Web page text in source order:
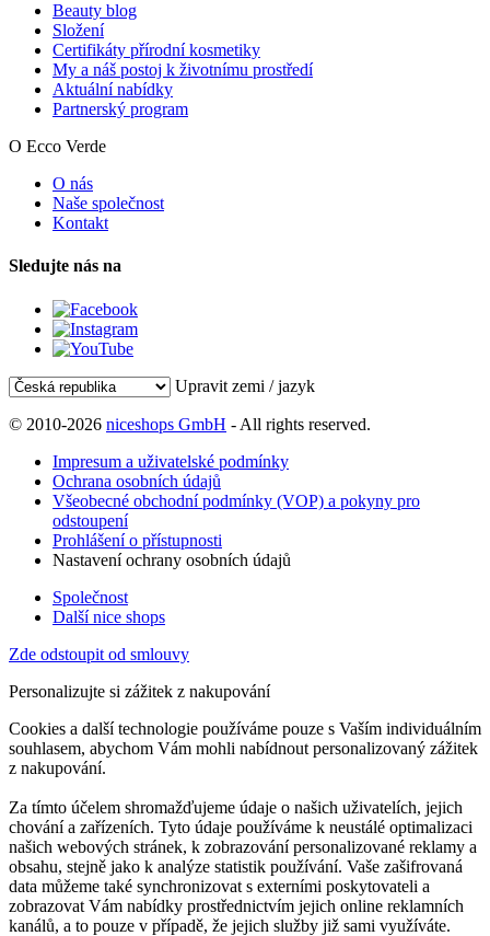
Beauty blog
Složení
Certifikáty přírodní kosmetiky
My a náš postoj k životnímu prostředí
Aktuální nabídky
Partnerský program
O Ecco Verde
O nás
Naše společnost
Kontakt
Sledujte nás na
Upravit zemi / jazyk
© 2010-2026 niceshops GmbH - All rights reserved.
Impresum a uživatelské podmínky
Ochrana osobních údajů
Všeobecné obchodní podmínky (VOP) a pokyny pro
odstoupení
Prohlášení o přístupnosti
Nastavení ochrany osobních údajů
Společnost
Další nice shops
Zde odstoupit od smlouvy
Personalizujte si zážitek z nakupování
Cookies a další technologie používáme pouze s Vaším individuálním
souhlasem, abychom Vám mohli nabídnout personalizovaný zážitek
z nakupování.
Za tímto účelem shromažďujeme údaje o našich uživatelích, jejich
chování a zařízeních. Tyto údaje používáme k neustálé optimalizaci
našich webových stránek, k zobrazování personalizované reklamy a
obsahu, stejně jako k analýze statistik používání. Vaše zašifrovaná
data můžeme také synchronizovat s externími poskytovateli a
zobrazovat Vám nabídky prostřednictvím jejich online reklamních
kanálů, a to pouze v případě, že jejich služby již sami využíváte.